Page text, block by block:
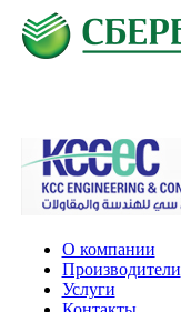
О компании
Производители
Услуги